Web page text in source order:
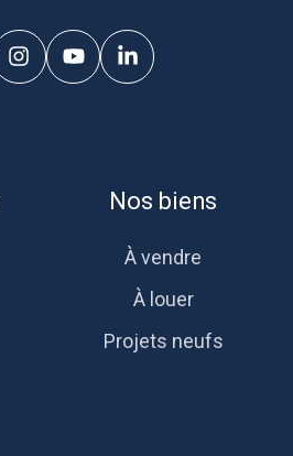
Nos biens
À vendre
À louer
Projets neufs